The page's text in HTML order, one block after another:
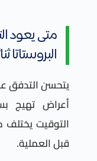
متى يعود
البروستاتا
يتحسن التدفق
أعراض تهيج
التوقيت يختلف
قبل العملية.